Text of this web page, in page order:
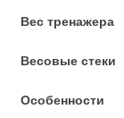
Вес тренажера
Весовые стеки
Особенности